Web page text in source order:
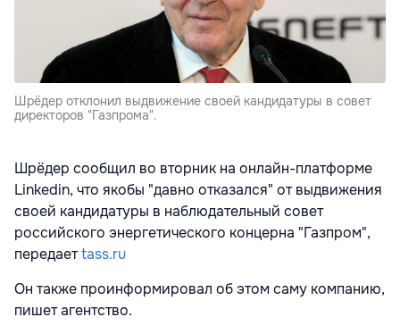
Шрёдер отклонил выдвижение своей кандидатуры в совет
директоров "Газпрома".
Шрёдер сообщил во вторник на онлайн-платформе
Linkedin, что якобы "давно отказался" от выдвижения
своей кандидатуры в наблюдательный совет
российского энергетического концерна "Газпром",
передаетtass.ru
Он также проинформировал об этом саму компанию,
пишет агентство.